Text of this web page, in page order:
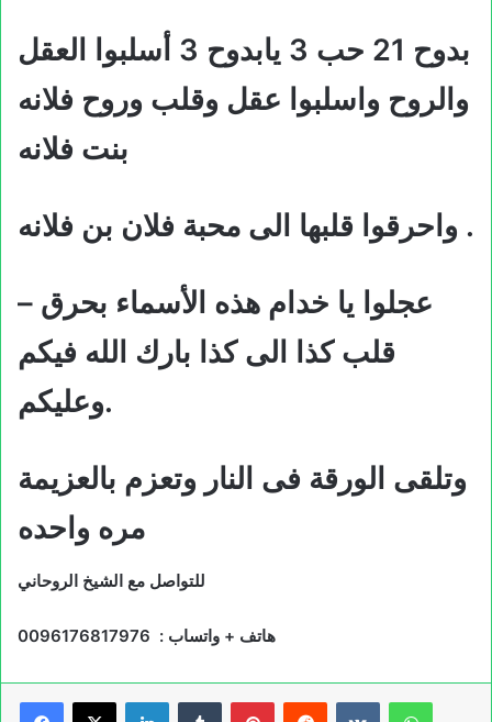
بدوح 21 حب 3 يابدوح 3 أسلبوا العقل
والروح واسلبوا عقل وقلب وروح فلانه
بنت فلانه
واحرقوا قلبها الى محبة فلان بن فلانه .
– عجلوا يا خدام هذه الأسماء بحرق
قلب كذا الى كذا بارك الله فيكم
وعليكم.
وتلقى الورقة فى النار وتعزم بالعزيمة
مره واحده
للتواصل مع الشيخ الروحاني
هاتف + واتساب : 0096176817976